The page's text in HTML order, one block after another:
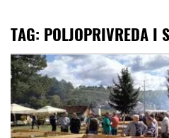
TAG: POLJOPRIVREDA I